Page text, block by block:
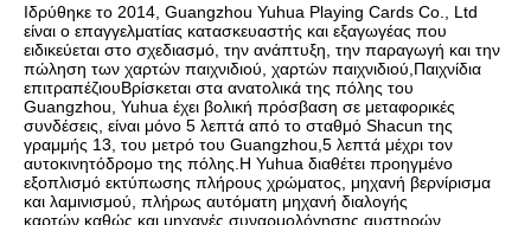
Ιδρύθηκε το 2014, Guangzhou Yuhua Playing Cards Co., Ltd
είναι ο επαγγελματίας κατασκευαστής και εξαγωγέας που
ειδικεύεται στο σχεδιασμό, την ανάπτυξη, την παραγωγή και την
πώληση των χαρτών παιχνιδιού, χαρτών παιχνιδιού,Παιχνίδια
επιτραπέζιουΒρίσκεται στα ανατολικά της πόλης του
Guangzhou, Yuhua έχει βολική πρόσβαση σε μεταφορικές
συνδέσεις, είναι μόνο 5 λεπτά από το σταθμό Shacun της
γραμμής 13, του μετρό του Guangzhou,5 λεπτά μέχρι τον
αυτοκινητόδρομο της πόλης.Η Yuhua διαθέτει προηγμένο
εξοπλισμό εκτύπωσης πλήρους χρώματος, μηχανή βερνίρισμα
και λαμινισμού, πλήρως αυτόματη μηχανή διαλογής
καρτών,καθώς και μηχανές συναρμολόγησης αυστηρών